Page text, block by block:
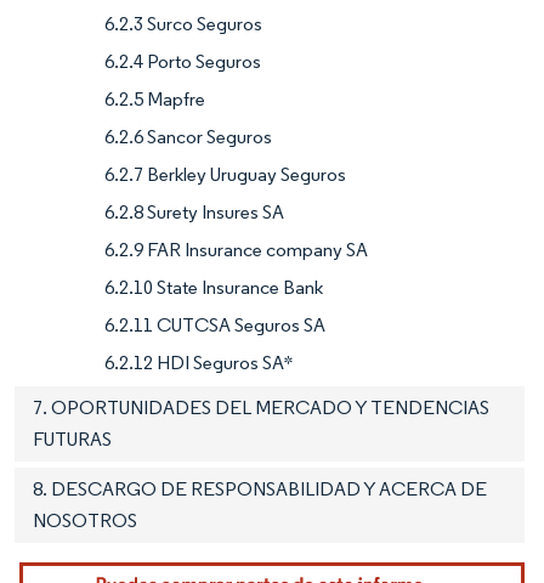
6.2.3 Surco Seguros
6.2.4 Porto Seguros
6.2.5 Mapfre
6.2.6 Sancor Seguros
6.2.7 Berkley Uruguay Seguros
6.2.8 Surety Insures SA
6.2.9 FAR Insurance company SA
6.2.10 State Insurance Bank
6.2.11 CUTCSA Seguros SA
6.2.12 HDI Seguros SA*
7. OPORTUNIDADES DEL MERCADO Y TENDENCIAS
FUTURAS
8. DESCARGO DE RESPONSABILIDAD Y ACERCA DE
NOSOTROS